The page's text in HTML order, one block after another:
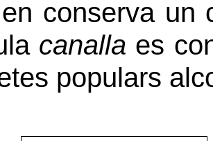
conserva un
canalla es
populars